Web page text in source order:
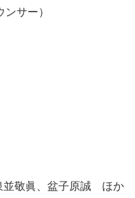
サー）
並敬眞、盆子原誠 ほか